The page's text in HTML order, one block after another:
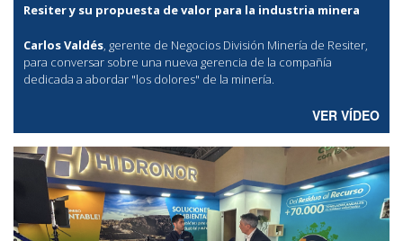
Resiter y su propuesta de valor para la industria minera
Carlos Valdés, gerente de Negocios División Minería de Resiter,
para conversar sobre una nueva gerencia de la compañía
dedicada a abordar "los dolores" de la minería.
VER VÍDEO